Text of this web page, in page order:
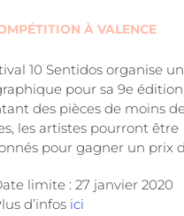
À VALENCE
10 Sentidos organise
pour sa 9e
des pièces de moins de
les artistes pourront être
pour gagner un prix
limite : 27 janvier 2020
d’infos ici